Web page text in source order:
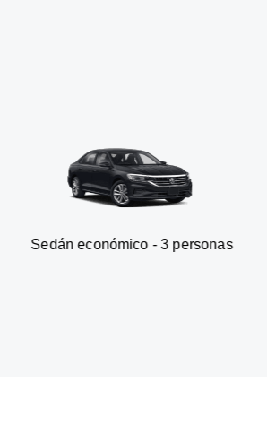
- 3 personas